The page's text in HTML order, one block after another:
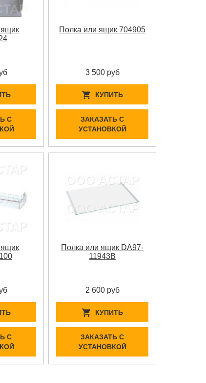
С
Полка или ящик 704905
3 500 руб
КУПИТЬ
ЗАКАЗАТЬ С
УСТАНОВКОЙ
С
Полка или ящик DA97-
11943B
2 600 руб
КУПИТЬ
ЗАКАЗАТЬ С
УСТАНОВКОЙ